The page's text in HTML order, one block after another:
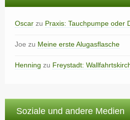
Oscar zu Praxis: Tauchpumpe oder
Joe zu Meine erste Alugasflasche
Henning zu Freystadt:
Soziale und andere Medien